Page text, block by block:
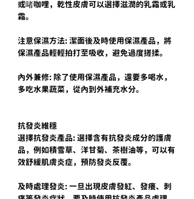
或啫咖哩，乾性皮膚可以選擇滋潤的乳霜或乳
霜。
注意保濕方法: 潔面後及時使用保濕產品，將
保濕產品輕輕拍打至吸收，避免過度搓揉。
內外兼修: 除了使用保濕產品，還要多喝水，
多吃水果蔬菜，從內到外補充水分。
抗發炎維穩
選擇抗發炎產品: 選擇含有抗發炎成分的護膚
品，例如積雪草、洋甘菊、茶樹油等，可以有
效舒緩肌膚炎症，預防發炎反覆。
及時處理發炎: 一旦出現皮膚發紅、發癢、刺